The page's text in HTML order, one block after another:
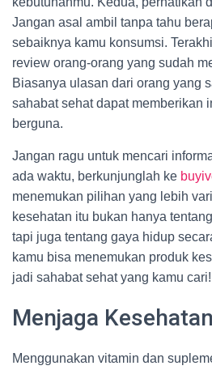
Jangan asal ambil tanpa tahu
sebaiknya kamu konsumsi.
review orang-orang yang sudah
Biasanya ulasan dari orang yang
sahabat sehat dapat memberikan
berguna.
Jangan ragu untuk mencari
ada waktu, berkunjunglah ke
menemukan pilihan yang lebih
kesehatan itu bukan hanya
tapi juga tentang gaya hidup
kamu bisa menemukan produk
jadi sahabat sehat yang kamu cari!
Menjaga
Menggunakan vitamin dan